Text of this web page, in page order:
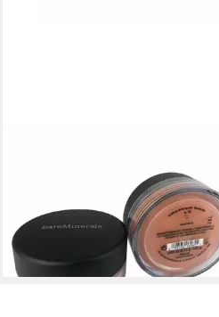
(23.426,67 €/ 1 kg)
lieferbar in 2 Wochen